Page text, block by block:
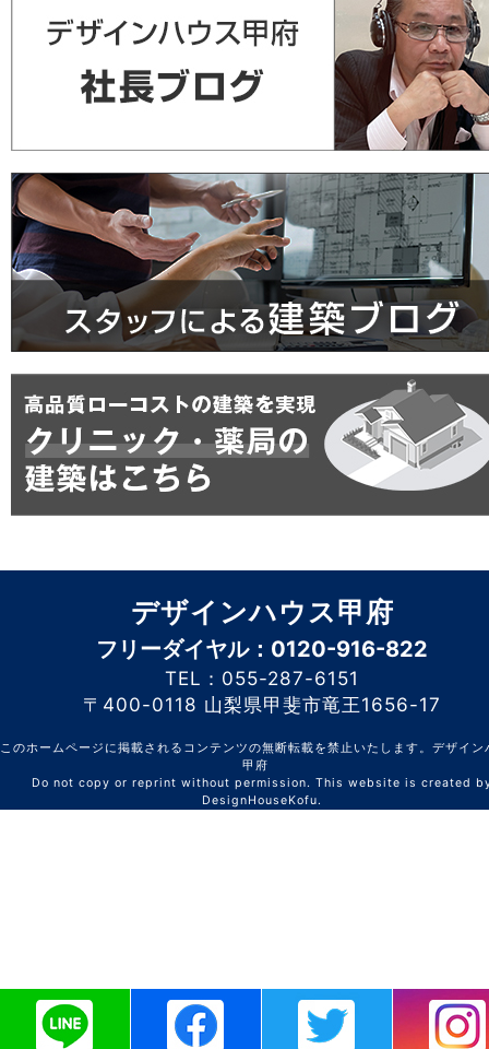
デザインハウス甲府
フリーダイヤル：0120-916-822
TEL：055-287-6151
〒400-0118 山梨県甲斐市竜王1656-17
このホームページに掲載されるコンテンツの無断転載を禁止いたします。デザイン
甲府
Do not copy or reprint without permission. This website is created
DesignHouseKofu.